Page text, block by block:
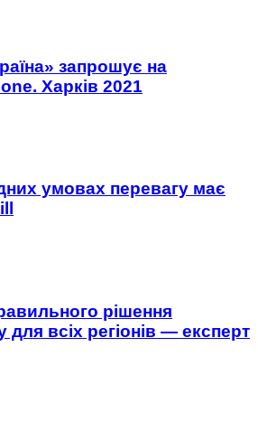
запрошує на
Харків 2021
умовах перевагу має
рішення
для всіх регіонів — експерт